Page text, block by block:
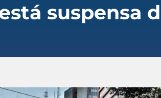
suspensa